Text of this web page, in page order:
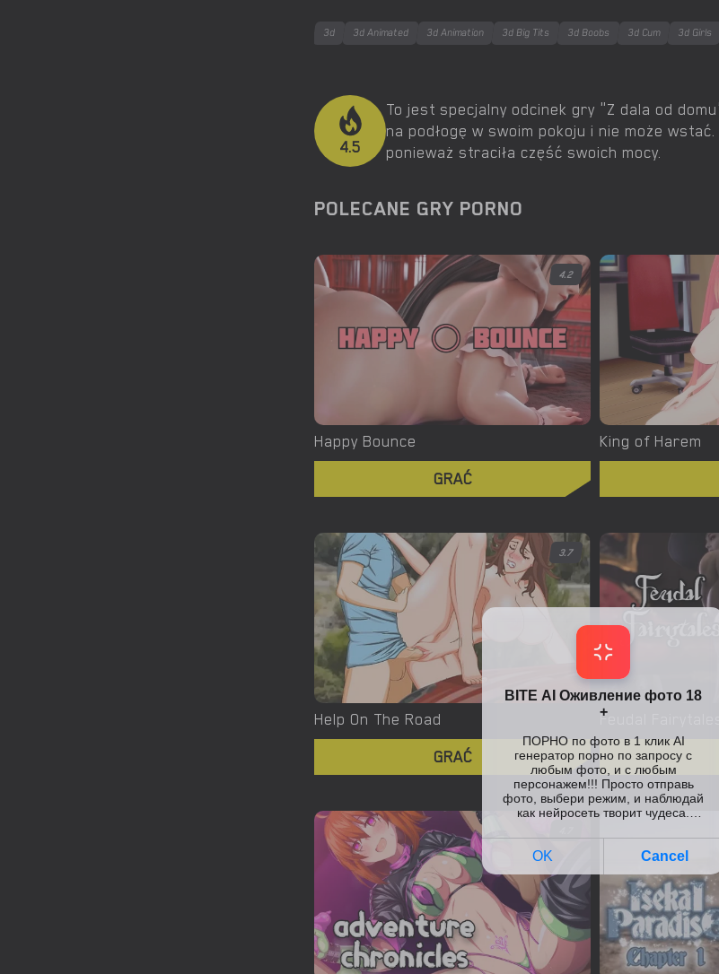
3d 3d Animated 3d Animation 3d Big Tits 3d Boobs 3d Cum 3d Girls
4.5
To jest specjalny odcinek gry "Z dala od
na podłogę w swoim pokoju i nie może
ponieważ straciła część swoich mocy.
POLECANE GRY PORNO
4.2
Happy Bounce
GRAĆ
King of Harem
3.7
Help On The Road
GRAĆ
Feudal Fairytales